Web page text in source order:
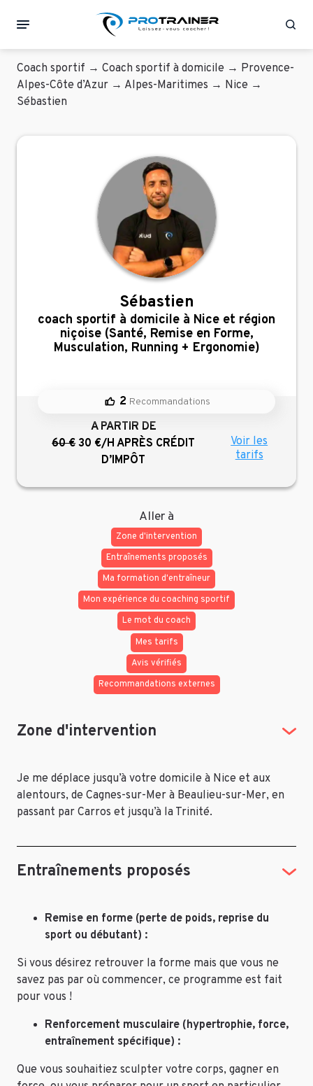
Coach sportif → Coach sportif à domicile → Provence-
Alpes-Côte d’Azur → Alpes-Maritimes → Nice →
Sébastien
Sébastien
coach sportif à domicile à Nice et région
niçoise (Santé, Remise en Forme,
Musculation, Running + Ergonomie)
2 Recommandations
A PARTIR DE
60 €30 €/HAPRÈS CRÉDIT
D’IMPÔT
Voir les
tarifs
Aller à
Zone d'intervention
Entraînements proposés
Ma formation d'entraîneur
Mon expérience du coaching sportif
Le mot du coach
Mes tarifs
Avis vérifiés
Recommandations externes
Zone d'intervention
Je me déplace jusqu’à votre domicile à Nice et aux
alentours, de Cagnes-sur-Mer à Beaulieu-sur-Mer, en
passant par Carros et jusqu’à la Trinité.
Entraînements proposés
Remise en forme (perte de poids, reprise du
sport ou débutant) :
Si vous désirez retrouver la forme mais que vous ne
savez pas par où commencer, ce programme est fait
pour vous !
Renforcement musculaire (hypertrophie, force,
entraînement spécifique) :
Que vous souhaitiez sculpter votre corps, gagner en